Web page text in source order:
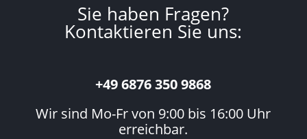
Sie haben Fragen?
Kontaktieren Sie uns:
+49 6876 350 9868
Wir sind Mo-Fr von 9:00 bis 16:00 Uhr
erreichbar.